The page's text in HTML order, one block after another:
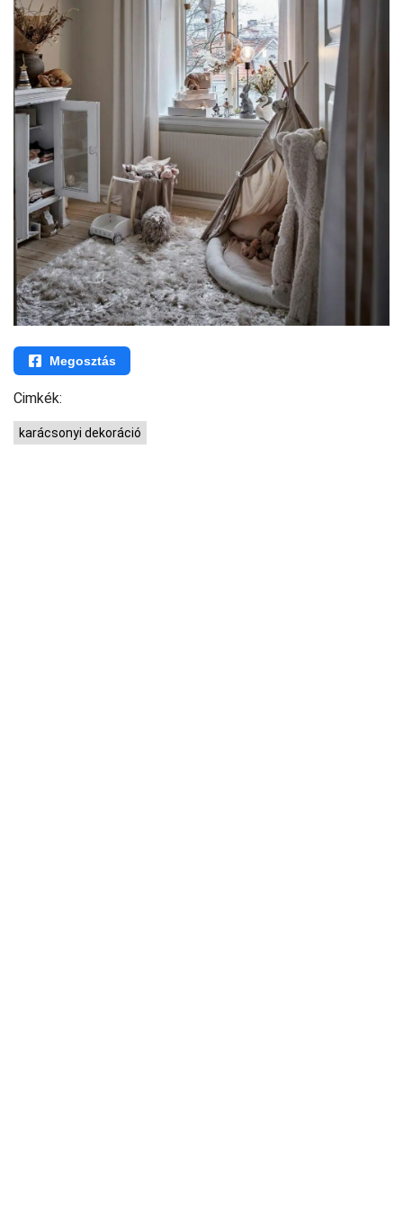
Megosztás
Cimkék:
karácsonyi dekoráció